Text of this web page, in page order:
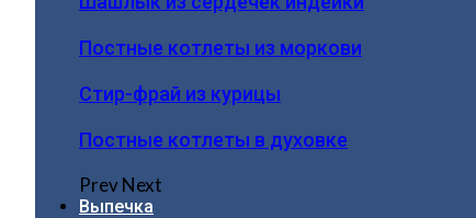
Постные котлеты из моркови
Стир-фрай из курицы
Постные котлеты в духовке
PrevNext
Выпечка